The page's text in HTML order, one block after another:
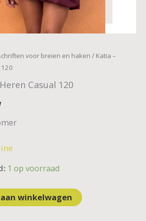
voor breien en haken / Katia –
Casual 120
1 op voorraad
winkelwagen